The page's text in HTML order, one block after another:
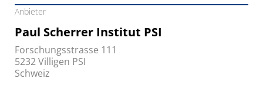
Anbieter
Paul Scherrer Institut PSI
Forschungsstrasse 111
5232 Villigen PSI
Schweiz